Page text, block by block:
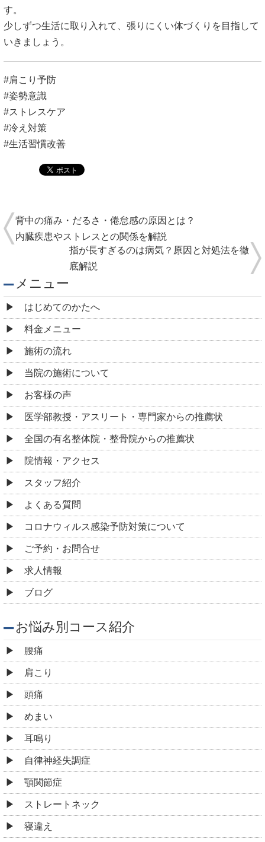
す。
少しずつ生活に取り入れて、張りにくい体づくりを目指して
いきましょう。
#肩こり予防
#姿勢意識
#ストレスケア
#冷え対策
#生活習慣改善
背中の痛み・だるさ・倦怠感の原因とは？
内臓疾患やストレスとの関係を解説
指が長すぎるのは病気？原因と対処法を徹
底解説
メニュー
はじめてのかたへ
料金メニュー
施術の流れ
当院の施術について
お客様の声
医学部教授・アスリート・専門家からの推薦状
全国の有名整体院・整骨院からの推薦状
院情報・アクセス
スタッフ紹介
よくある質問
コロナウィルス感染予防対策について
ご予約・お問合せ
求人情報
ブログ
お悩み別コース紹介
腰痛
肩こり
頭痛
めまい
耳鳴り
自律神経失調症
顎関節症
ストレートネック
寝違え